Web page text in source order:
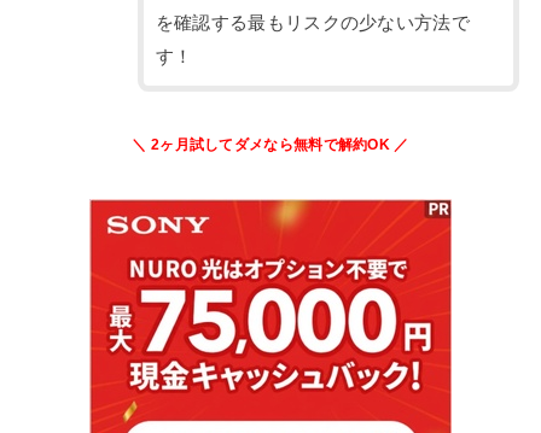
を確認する最もリスクの少ない方法で
す！
＼ 2ヶ月試してダメなら無料で解約OK ／